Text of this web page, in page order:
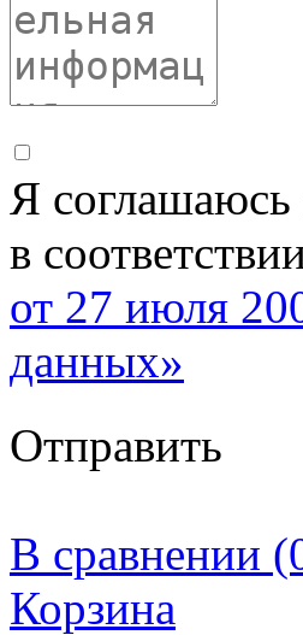
Я
в
от 27 июля
данных»
Отправить
В сравнении
Корзина